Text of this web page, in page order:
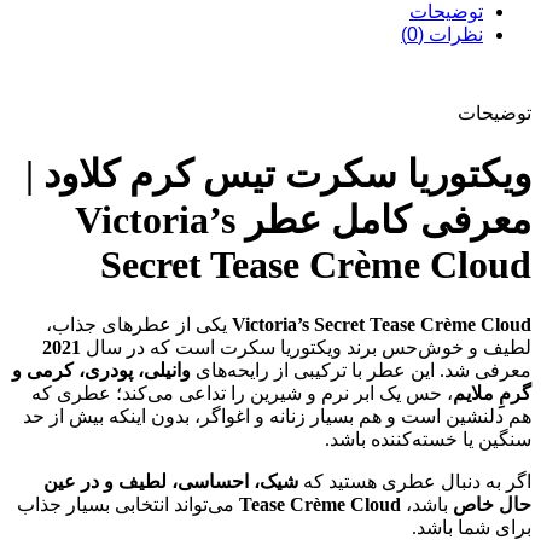
توضیحات
نظرات (0)
توضیحات
ویکتوریا سکرت تیس کرم کلاود |
معرفی کامل عطر Victoria’s
Secret Tease Crème Cloud
Victoria’s Secret Tease Crème Cloud یکی از عطرهای جذاب،
لطیف و خوش‌حس برند ویکتوریا سکرت است که در سال 2021
معرفی شد. این عطر با ترکیبی از رایحه‌های وانیلی، پودری، کرمی و
گرمِ ملایم، حس یک ابر نرم و شیرین را تداعی می‌کند؛ عطری که
هم دلنشین است و هم بسیار زنانه و اغواگر، بدون اینکه بیش از حد
سنگین یا خسته‌کننده باشد.
اگر به دنبال عطری هستید که شیک، احساسی، لطیف و در عین
حال خاص باشد، Tease Crème Cloud می‌تواند انتخابی بسیار جذاب
برای شما باشد.